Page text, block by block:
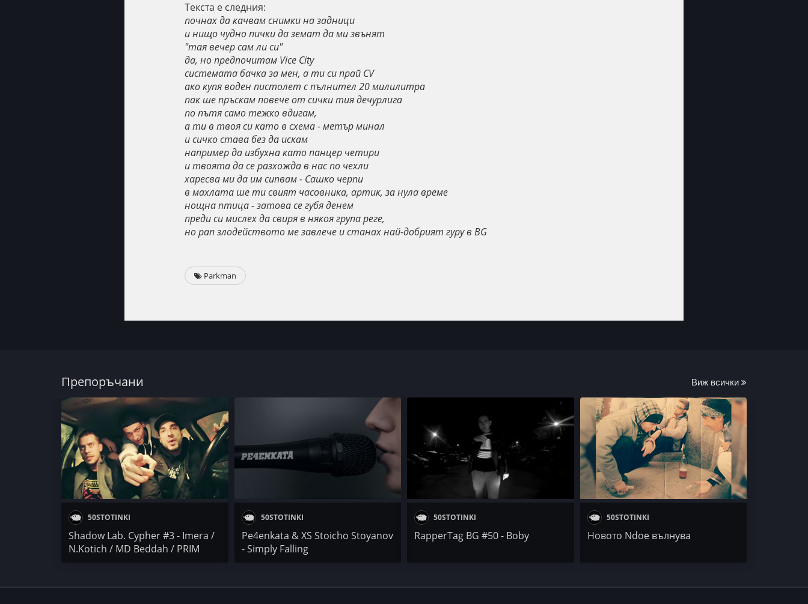
Текста е следния:
почнах да качвам снимки на задници
и нищо чудно пички да земат да ми звънят
"тая вечер сам ли си"
да, но предпочитам Vice City
системата бачка за мен, а ти си прай CV
ако купя воден пистолет с пълнител 20 милилитра
пак ше пръскам повече от сички тия дечурлига
по пътя само тежко вдигам,
а ти в твоя си като в схема - метър минал
и сичко става без да искам
например да избухна като панцер четири
и твоята да се разхожда в нас по чехли
харесва ми да им сипвам - Сашко черпи
в махлата ше ти свият часовника, артик, за нула време
нощна птица - затова се губя денем
преди си мислех да свиря в някоя група реге,
но рап злодейството ме завлече и станах най-добрият гуру в BG
Parkman
Препоръчани Виж всички
50STOTINKI
Shadow Lab. Cypher #3 - Imera /
N.Kotich / MD Beddah / PRIM
50STOTINKI
Pe4enkata & XS Stoicho Stoyanov
- Simply Falling
50STOTINKI
RapperTag BG #50 - Boby
50STOTINKI
Новото Ndoe вълнува